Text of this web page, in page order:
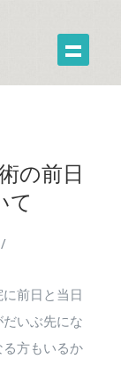
の前日
て
/
前日と当日
いぶ先にな
方もいるか